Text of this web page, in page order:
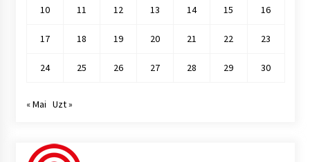
10 11 12 13 14 15 16
17 18 19 20 21 22 23
24 25 26 27 28 29 30
« Mai Uzt »